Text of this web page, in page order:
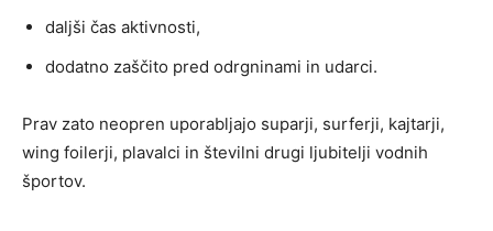
daljši čas aktivnosti,
dodatno zaščito pred odrgninami in udarci.
Prav zato neopren uporabljajo suparji, surferji, kajtarji,
wing foilerji, plavalci in številni drugi ljubitelji vodnih
športov.